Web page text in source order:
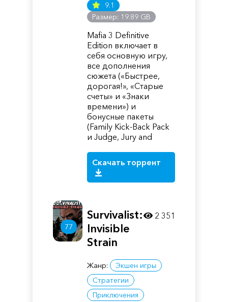
9.1
Размер: 19.89 GB
Mafia 3 Definitive
Edition включает в
себя основную игру,
все дополнения
сюжета («Быстрее,
дорогая!», «Старые
счеты» и «Знаки
времени») и
бонусные пакеты
(Family Kick-Back Pack
и Judge, Jury and
Скачать торрент
77
Survivalist:
Invisible
Strain
Жанр:
Экшен игры
Стратегии
Приключения
2 351